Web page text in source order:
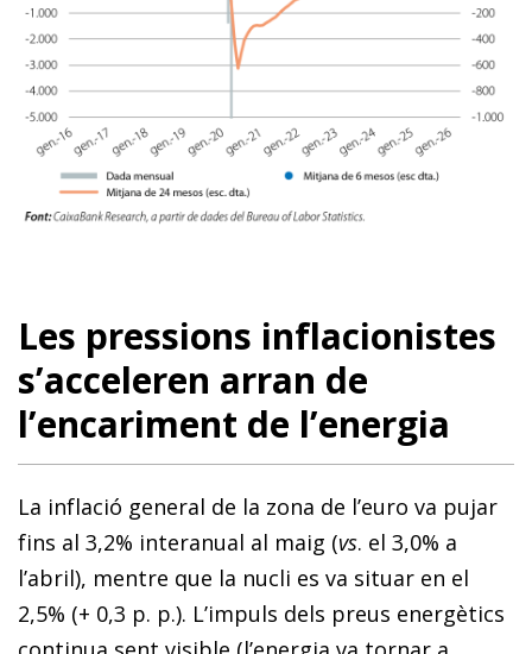
Les pressions inflacionistes
s’acceleren arran de
l’encariment de l’energia
La inflació general de la zona de l’euro va pujar
fins al 3,2% interanual al maig (vs. el 3,0% a
l’abril), mentre que la nucli es va situar en el
2,5% (+ 0,3 p. p.). L’impuls dels preus energètics